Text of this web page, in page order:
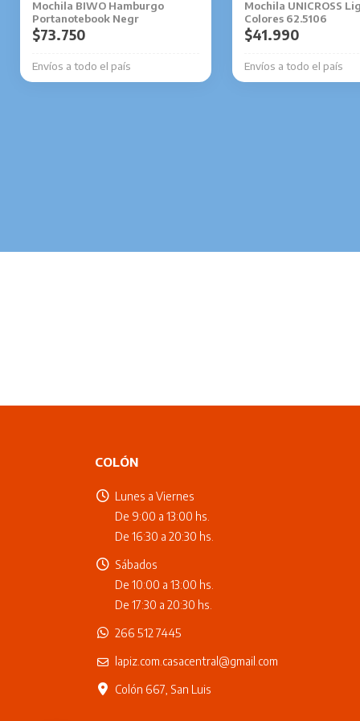
Mochila BIWO Hamburgo
Portanotebook Negr
Envíos a todo el país
$73.750
Mochila UNICROSS
Colores 62.5106
Envíos a todo el país
$41.990
elegir
en
página
COLÓN
Lunes a Viernes
De 9:00 a 13:00 hs.
De 16:30 a 20:30 hs.
Sábados
De 10:00 a 13:00 hs.
De 17:30 a 20:30 hs.
266 512 7445
lapiz.com.casacentral@gmail.com
Colón 667, San Luis